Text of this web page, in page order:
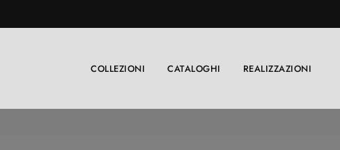
COLLEZIONI CATALOGHI REALIZZAZIONI